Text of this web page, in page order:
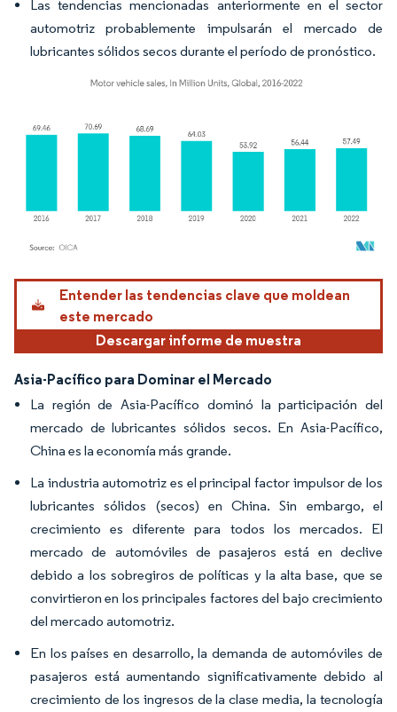
Las tendencias mencionadas anteriormente en el sector
automotriz probablemente impulsarán el mercado de
lubricantes sólidos secos durante el período de pronóstico.
Imagen © Mordor Intelligence. El uso requiere atribución según CC BY 4.0.
Entender las tendencias clave que moldean
este mercado
Descargar informe de muestra
Asia-Pacífico para Dominar el Mercado
La región de Asia-Pacífico dominó la participación del
mercado de lubricantes sólidos secos. En Asia-Pacífico,
China es la economía más grande.
La industria automotriz es el principal factor impulsor de los
lubricantes sólidos (secos) en China. Sin embargo, el
crecimiento es diferente para todos los mercados. El
mercado de automóviles de pasajeros está en declive
debido a los sobregiros de políticas y la alta base, que se
convirtieron en los principales factores del bajo crecimiento
del mercado automotriz.
En los países en desarrollo, la demanda de automóviles de
pasajeros está aumentando significativamente debido al
crecimiento de los ingresos de la clase media, la tecnología